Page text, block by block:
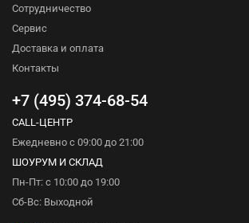
Сотрудничество
Сервис
Доставка и оплата
Контакты
+7 (495) 374-68-54
CALL-ЦЕНТР
Ежедневно с 09:00 до 21:00
ШОУРУМ И СКЛАД
Пн-Пт: с 10:00 до 19:00
Сб-Вс: Выходной